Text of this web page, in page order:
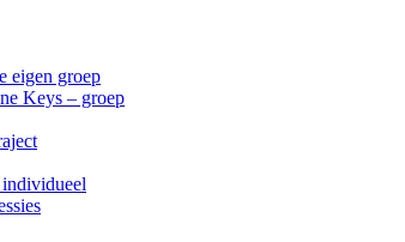
eigen groep
Keys – groep
individueel